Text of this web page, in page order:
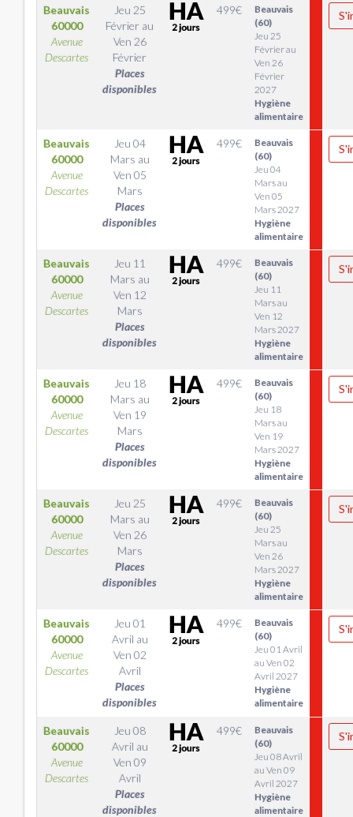
Beauvais
60000
Avenue
Descartes
Jeu 25
Février au
Ven 26
Février
Places
disponibles
499€
Beauvais
(60)
Jeu 25
Février au
Ven 26
Février
2027
Hygiène
alimentaire
Beauvais
60000
Avenue
Descartes
Jeu 04
Mars au
Ven 05
Mars
Places
disponibles
499€
Beauvais
(60)
Jeu 04
Mars au
Ven 05
Mars 2027
Hygiène
alimentaire
Beauvais
60000
Avenue
Descartes
Jeu 11
Mars au
Ven 12
Mars
Places
disponibles
499€
Beauvais
(60)
Jeu 11
Mars au
Ven 12
Mars 2027
Hygiène
alimentaire
Beauvais
60000
Avenue
Descartes
Jeu 18
Mars au
Ven 19
Mars
Places
disponibles
499€
Beauvais
(60)
Jeu 18
Mars au
Ven 19
Mars 2027
Hygiène
alimentaire
Beauvais
60000
Avenue
Descartes
Jeu 25
Mars au
Ven 26
Mars
Places
disponibles
499€
Beauvais
(60)
Jeu 25
Mars au
Ven 26
Mars 2027
Hygiène
alimentaire
Beauvais
60000
Avenue
Descartes
Jeu 01
Avril au
Ven 02
Avril
Places
disponibles
499€
Beauvais
(60)
Jeu 01 Avril
au Ven 02
Avril 2027
Hygiène
alimentaire
Beauvais
60000
Avenue
Descartes
Jeu 08
Avril au
Ven 09
Avril
Places
disponibles
499€
Beauvais
(60)
Jeu 08 Avril
au Ven 09
Avril 2027
Hygiène
alimentaire